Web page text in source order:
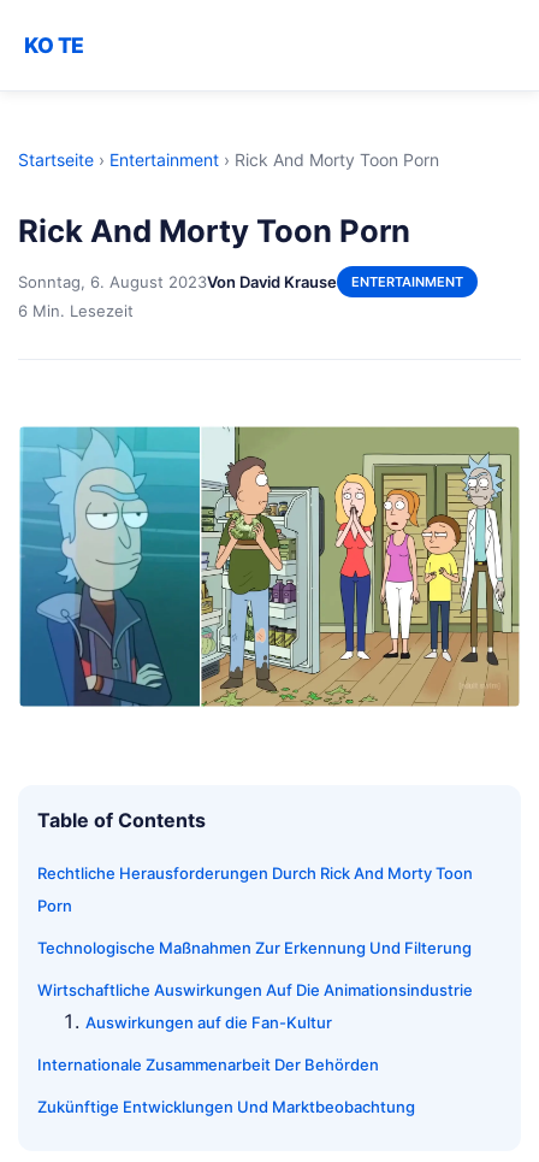
KO TE
Startseite › Entertainment › Rick And Morty Toon Porn
Rick And Morty Toon Porn
Sonntag, 6. August 2023Von David Krause ENTERTAINMENT
6 Min. Lesezeit
Table of Contents
Rechtliche Herausforderungen Durch Rick And Morty Toon
Porn
Technologische Maßnahmen Zur Erkennung Und Filterung
Wirtschaftliche Auswirkungen Auf Die Animationsindustrie
Auswirkungen auf die Fan-Kultur
Internationale Zusammenarbeit Der Behörden
Zukünftige Entwicklungen Und Marktbeobachtung